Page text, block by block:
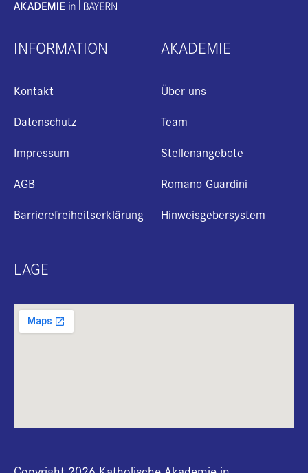
INFORMATION
Kontakt
Datenschutz
Impressum
AGB
Barrierefreiheitserklärung
AKADEMIE
Über uns
Team
Stellenangebote
Romano Guardini
Hinweisgebersystem
LAGE